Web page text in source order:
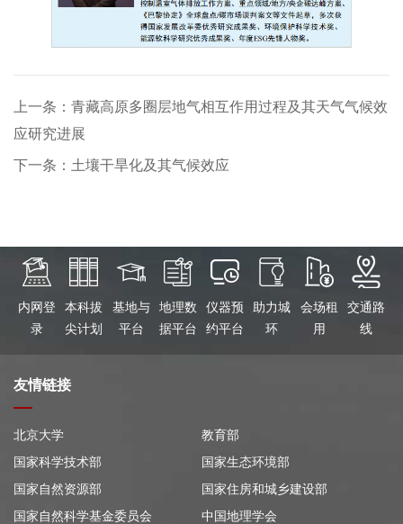
上一条：青藏高原多圈层地气相互作用过程及其天气气候效
应研究进展
下一条：土壤干旱化及其气候效应
内网登
录
本科拔
尖计划
基地与
平台
地理数
据平台
仪器预
约平台
助力城
环
会场租
用
交通路
线
友情链接
北京大学
教育部
国家科学技术部
国家生态环境部
国家自然资源部
国家住房和城乡建设部
国家自然科学基金委员会
中国地理学会